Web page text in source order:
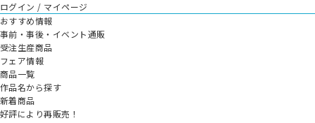
ログイン / マイページ
おすすめ情報
事前・事後・イベント通販
受注生産商品
フェア情報
商品一覧
作品名から探す
新着商品
好評により再販売！